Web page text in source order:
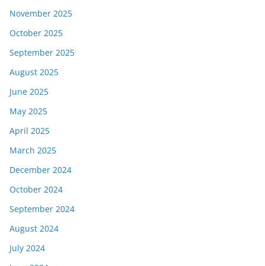
November 2025
October 2025
September 2025
August 2025
June 2025
May 2025
April 2025
March 2025
December 2024
October 2024
September 2024
August 2024
July 2024